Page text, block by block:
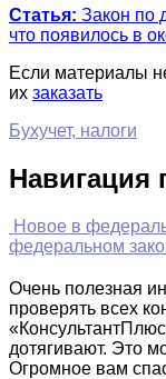
Статья: Закон по
что появилось в
Если материалы
их заказать
Бухучет, налоги
Навигация
Новое в
федеральном
Очень полезная
проверять всех
дотягивают. Это
Огромное вам